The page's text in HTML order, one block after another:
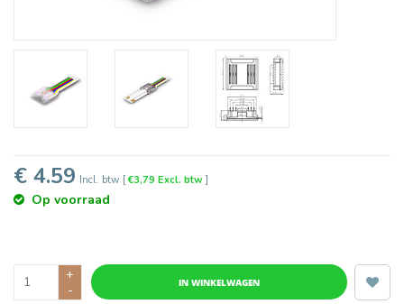
€ 4.59 Incl. btw [€3,79 Excl. btw]
Op voorraad
+
-
IN WINKELWAGEN